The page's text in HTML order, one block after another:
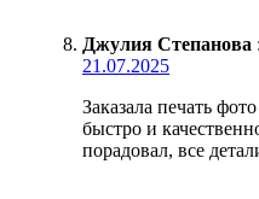
Джулия Степанова :
21.07.2025
Заказала печать
быстро и
порадовал, все